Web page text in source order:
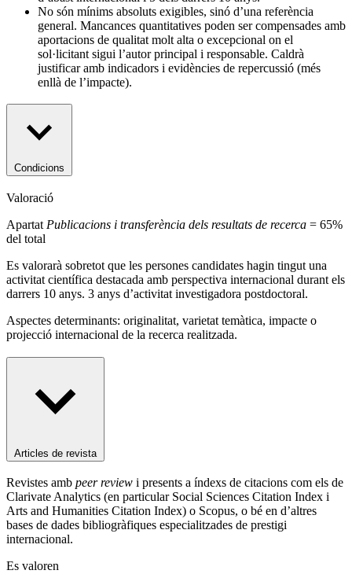
No són mínims absoluts exigibles, sinó d’una referència
general. Mancances quantitatives poden ser compensades amb
aportacions de qualitat molt alta o excepcional on el
sol·licitant sigui l’autor principal i responsable. Caldrà
justificar amb indicadors i evidències de repercussió (més
enllà de l’impacte).
Condicions
Valoració
Apartat Publicacions i transferència dels resultats de recerca = 65%
del total
Es valorarà sobretot que les persones candidates hagin tingut una
activitat científica destacada amb perspectiva internacional durant els
darrers 10 anys. 3 anys d’activitat investigadora postdoctoral.
Aspectes determinants: originalitat, varietat temàtica, impacte o
projecció internacional de la recerca realitzada.
Articles de revista
Revistes amb peer review i presents a índexs de citacions com els de
Clarivate Analytics (en particular Social Sciences Citation Index i
Arts and Humanities Citation Index) o Scopus, o bé en d’altres
bases de dades bibliogràfiques especialitzades de prestigi
internacional.
Es valoren